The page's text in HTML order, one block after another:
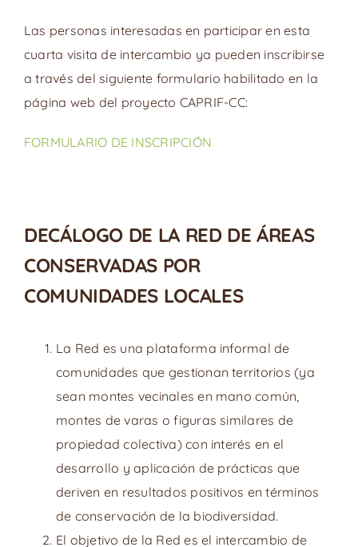
Las personas interesadas en participar en esta
cuarta visita de intercambio ya pueden inscribirse
a través del siguiente formulario habilitado en la
página web del proyecto CAPRIF-CC:
FORMULARIO DE INSCRIPCIÓN
DECÁLOGO DE LA RED DE ÁREAS
CONSERVADAS POR
COMUNIDADES LOCALES
La Red es una plataforma informal de
comunidades que gestionan territorios (ya
sean montes vecinales en mano común,
montes de varas o figuras similares de
propiedad colectiva) con interés en el
desarrollo y aplicación de prácticas que
deriven en resultados positivos en términos
de conservación de la biodiversidad.
El objetivo de la Red es el intercambio de